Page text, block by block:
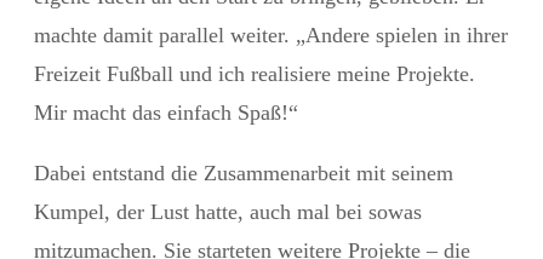
machte damit parallel weiter. „Andere spielen in ihrer
Freizeit Fußball und ich realisiere meine Projekte.
Mir macht das einfach Spaß!“
Dabei entstand die Zusammenarbeit mit seinem
Kumpel, der Lust hatte, auch mal bei sowas
mitzumachen. Sie starteten weitere Projekte – die